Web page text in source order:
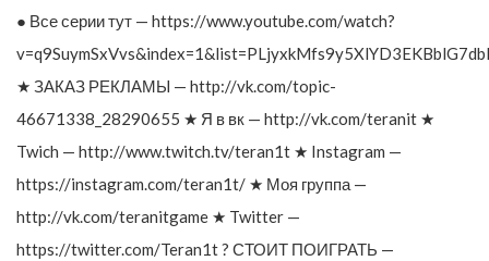
● Все серии тут — https://www.youtube.com/watch?
★ ЗАКАЗ РЕКЛАМЫ — http://vk.com/topic-
46671338_28290655 ★ Я в вк — http://vk.com/teranit ★
Twich — http://www.twitch.tv/teran1t ★ Instagram —
https://instagram.com/teran1t/ ★ Моя группа —
http://vk.com/teranitgame ★ Twitter —
https://twitter.com/Teran1t ? СТОИТ ПОИГРАТЬ —